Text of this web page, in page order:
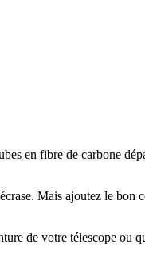
en fibre de carbone
Mais ajoutez le bon
de votre télescope ou